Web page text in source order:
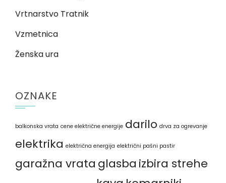
Vrtnarstvo Tratnik
Vzmetnica
Ženska ura
OZNAKE
balkonska vrata cene električne energije darilo drva za ogrevanje
elektrika električna energija električni pašni pastir
garažna vrata glasba izbira strehe